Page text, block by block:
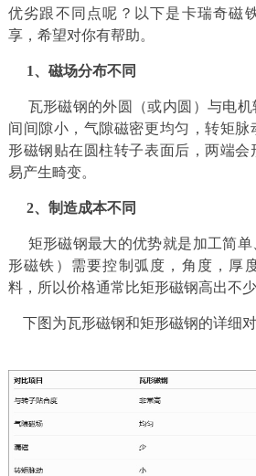
优劣跟不同点呢？以下是卡瑞奇磁
享，希望对你有帮助。
1、磁场分布不同
瓦形磁钢的外圆（或内圆）与电机
间间隙小，气隙磁密更均匀，转矩脉
形磁钢贴在圆柱转子表面后，两端会
易产生畸变。
2、制造成本不同
矩形磁钢最大的优势就是加工简单
形磁铁）需要控制弧度，角度，厚
料，所以价格通常比矩形磁钢高出不少
下图为瓦形磁钢和矩形磁钢的详细